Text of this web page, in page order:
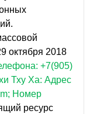
октября 2018
+7(905)
Тху Ха: Адрес
Номер
ресурс